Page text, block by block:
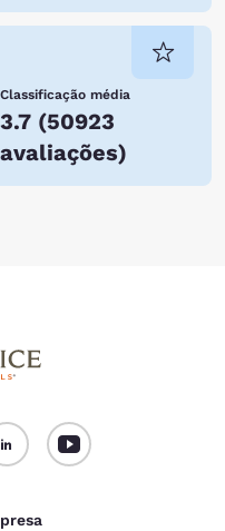
Classificação média
3.7 (50923
avaliações)